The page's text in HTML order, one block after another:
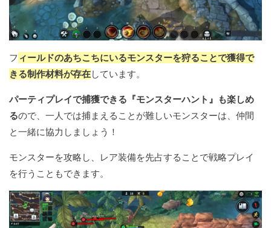
フ ィールドのあちこちにいるモンスターを狩ることで獲得で
きる制作材料が存在しています。
パーティプレイで捕獲できる『モンスターハント』も楽しめ
るので、一人では捕まえることが難しいモンスターは、仲間
と一緒に協力しましょう！
モンスターを攻略し、レア装備を先占することで戦略プレイ
を行うこともできます。